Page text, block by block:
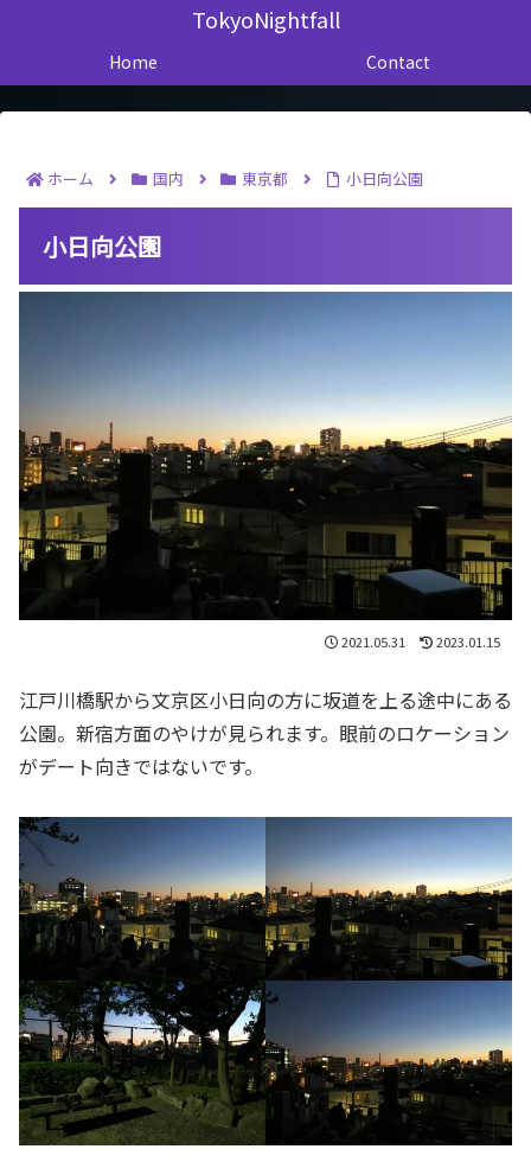
TokyoNightfall
Home Contact
ホーム 国内 東京都 小日向公園
小日向公園
2021.05.31 2023.01.15
江戸川橋駅から文京区小日向の方に坂道を上る途中にある
公園。新宿方面のやけが見られます。眼前のロケーション
がデート向きではないです。